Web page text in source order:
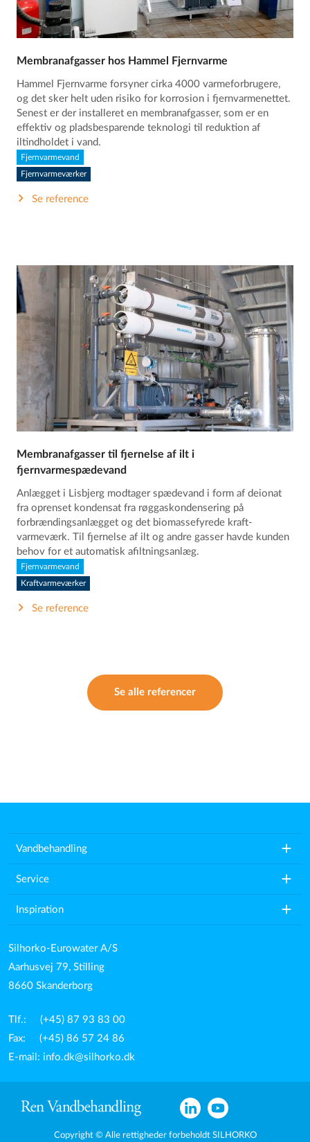
Membranafgasser hos Hammel Fjernvarme
Hammel Fjernvarme forsyner cirka 4000 varmeforbrugere,
og det sker helt uden risiko for korrosion i fjernvarmenettet.
Senest er der installeret en membranafgasser, som er en
effektiv og pladsbesparende teknologi til reduktion af
iltindholdet i vand.
Fjernvarmevand
Fjernvarmeværker
Se reference
Membranafgasser til fjernelse af ilt i
fjernvarmespædevand
Anlægget i Lisbjerg modtager spædevand i form af deionat
fra oprenset kondensat fra røggaskondensering på
forbrændingsanlægget og det biomassefyrede kraft-
varmeværk. Til fjernelse af ilt og andre gasser havde kunden
behov for et automatisk afiltningsanlæg.
Fjernvarmevand
Kraftvarmeværker
Se reference
Se alle referencer
Vandbehandling add
Service add
Inspiration add
Silhorko-Eurowater A/S
Aarhusvej 79, Stilling
8660 Skanderborg
Tlf.: (+45) 87 93 83 00
Fax: (+45) 86 57 24 86
E-mail: info.dk@silhorko.dk
Copyright © Alle rettigheder forbeholdt SILHORKO